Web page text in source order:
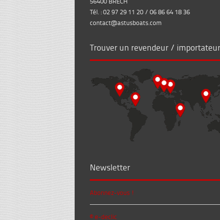
Tél. : 02 97 29 11 20 / 06 86 64 18 36
contact@astusboats.com
Trouver un revendeur /
Newsletter
Abonnez-vous !
© e-declic